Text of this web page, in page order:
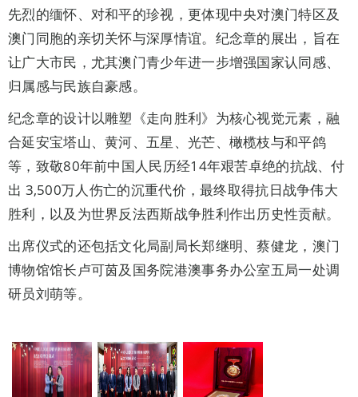
先烈的缅怀、对和平的珍视，更体现中央对澳门特区及
澳门同胞的亲切关怀与深厚情谊。纪念章的展出，旨在
让广大市民，尤其澳门青少年进一步增强国家认同感、
归属感与民族自豪感。
纪念章的设计以雕塑《走向胜利》为核心视觉元素，融
合延安宝塔山、黄河、五星、光芒、橄榄枝与和平鸽
等，致敬80年前中国人民历经14年艰苦卓绝的抗战、付
出 3,500万人伤亡的沉重代价，最终取得抗日战争伟大
胜利，以及为世界反法西斯战争胜利作出历史性贡献。
出席仪式的还包括文化局副局长郑继明、蔡健龙，澳门
博物馆馆长卢可茵及国务院港澳事务办公室五局一处调
研员刘萌等。